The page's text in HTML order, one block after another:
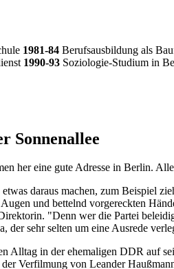
1981-84 Berufsausbildung als
1990-93 Soziologie-Studium in
Sonnenallee
her eine gute Adresse in Berlin.
daraus machen, zum Beispiel
und bettelnd vorgereckten
"Denn wer die Partei
der sehr selten um eine Ausrede
Alltag in der ehemaligen DDR auf
Verfilmung von Leander